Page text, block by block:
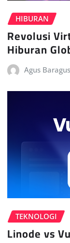
HIBURAN
Revolusi
Hiburan
Agus Baragus
TEKNOLOGI
Linode vs